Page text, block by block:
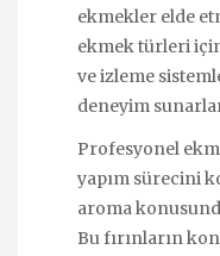
ekmekler elde
ekmek türleri
ve izleme
deneyim
Profesyonel
yapım sürecini
aroma
Bu fırınların